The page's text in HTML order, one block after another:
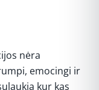
nėra
emocingi ir
kur kas